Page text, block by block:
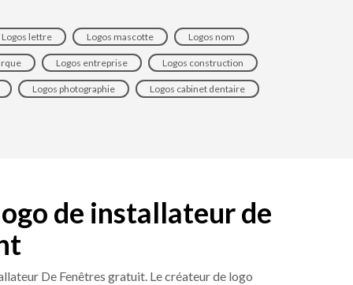
Logos lettre Logos mascotte Logos nom
Logos entreprise Logos construction
Logos photographie Logos cabinet dentaire
de installateur de
De Fenêtres gratuit. Le créateur de logo